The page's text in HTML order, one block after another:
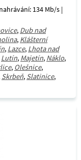
134 Mb/s |
, Dub nad
, Klášterní
, Lazce, Lhota nad
Lutín, Majetín, Náklo,
, Olešnice,
Skrbeň, Slatinice,